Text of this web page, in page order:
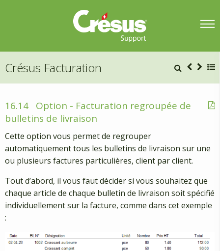
Crésus Facturation
16.14
Option - Facturation regroupée de
bulletins de livraison
Cette option vous permet de regrouper
automatiquement tous les bulletins de livraison sur une
ou plusieurs factures particulières, client par client.
Tout d’abord, il vous faut décider si vous souhaitez que
chaque article de chaque bulletin de livraison soit spécifié
individuellement sur la facture, comme dans cet exemple
: